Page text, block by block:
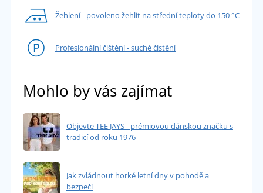
Žehlení - povoleno žehlit na střední teploty do 150 °C
Profesionální čištění - suché čistění
Mohlo by vás zajímat
Objevte TEE JAYS - prémiovou dánskou značku s
tradicí od roku 1976
Jak zvládnout horké letní dny v pohodě a
bezpečí